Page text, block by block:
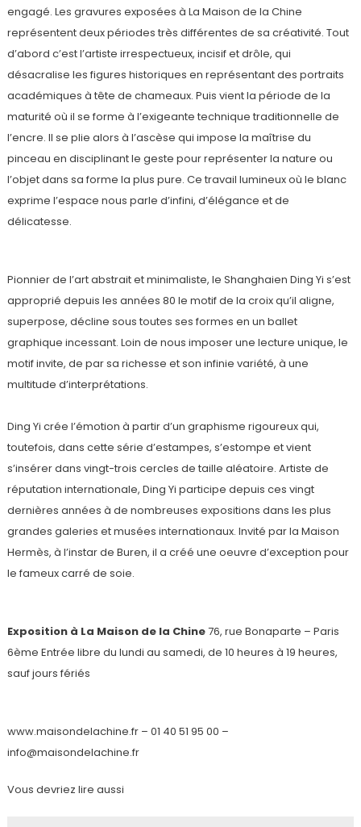
engagé. Les gravures exposées à La Maison de la Chine
représentent deux périodes très différentes de sa créativité. Tout
d’abord c’est l’artiste irrespectueux, incisif et drôle, qui
désacralise les figures historiques en représentant des portraits
académiques à tête de chameaux. Puis vient la période de la
maturité où il se forme à l’exigeante technique traditionnelle de
l’encre. Il se plie alors à l’ascèse qui impose la maîtrise du
pinceau en disciplinant le geste pour représenter la nature ou
l’objet dans sa forme la plus pure. Ce travail lumineux où le blanc
exprime l’espace nous parle d’infini, d’élégance et de
délicatesse.
Pionnier de l’art abstrait et minimaliste, le Shanghaien Ding Yi s’est
approprié depuis les années 80 le motif de la croix qu’il aligne,
superpose, décline sous toutes ses formes en un ballet
graphique incessant. Loin de nous imposer une lecture unique, le
motif invite, de par sa richesse et son infinie variété, à une
multitude d’interprétations.
Ding Yi crée l’émotion à partir d’un graphisme rigoureux qui,
toutefois, dans cette série d’estampes, s’estompe et vient
s’insérer dans vingt-trois cercles de taille aléatoire. Artiste de
réputation internationale, Ding Yi participe depuis ces vingt
dernières années à de nombreuses expositions dans les plus
grandes galeries et musées internationaux. Invité par la Maison
Hermès, à l’instar de Buren, il a créé une oeuvre d’exception pour
le fameux carré de soie.
Exposition à La Maison de la Chine76, rue Bonaparte – Paris
6ème Entrée libre du lundi au samedi, de 10 heures à 19 heures,
sauf jours fériés
www.maisondelachine.fr – 01 40 51 95 00 –
info@maisondelachine.fr
Vous devriez lire aussi